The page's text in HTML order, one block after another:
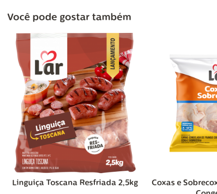
Você pode gostar também
Linguiça Toscana Resfriada 2,5kg
Coxas e